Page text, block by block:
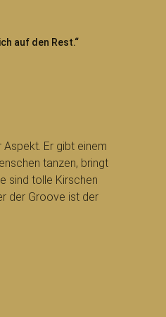
auf den Rest.“
Er gibt einem
tanzen, bringt
sind tolle Kirschen
der Groove ist der